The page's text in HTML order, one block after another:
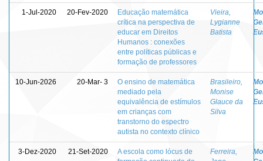
1-Jul-2020 20-Fev-2020
Educação matemática
crítica na perspectiva de
educar em Direitos
Humanos : conexões
entre políticas públicas e
formação de professores
Vieira,
Lygianne
Batista
10-Jun-2026 20-Mar- 3
O ensino de matemática
mediado pela
equivalência de estímulos
em crianças com
transtorno do espectro
autista no contexto clínico
Brasileiro,
Monise
Glauce da
Silva
3-Dez-2020 21-Set-2020
A escola como lócus de
Ferreira,